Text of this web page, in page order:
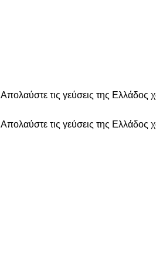
Απολαύστε τις γεύσεις της Ελλάδος
Απολαύστε τις γεύσεις της Ελλάδος